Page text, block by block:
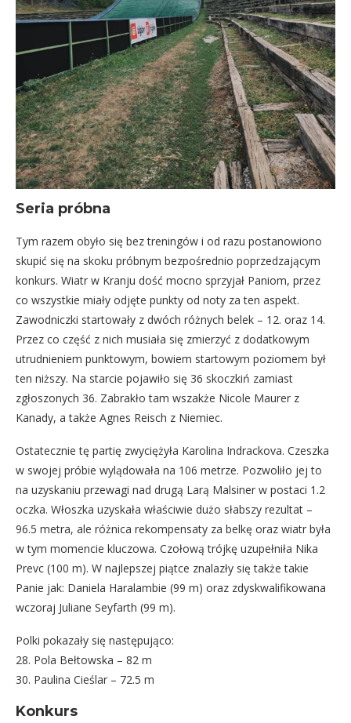
Seria próbna
Tym razem obyło się bez treningów i od razu postanowiono
skupić się na skoku próbnym bezpośrednio poprzedzającym
konkurs. Wiatr w Kranju dość mocno sprzyjał Paniom, przez
co wszystkie miały odjęte punkty od noty za ten aspekt.
Zawodniczki startowały z dwóch różnych belek – 12. oraz 14.
Przez co część z nich musiała się zmierzyć z dodatkowym
utrudnieniem punktowym, bowiem startowym poziomem był
ten niższy. Na starcie pojawiło się 36 skoczkiń zamiast
zgłoszonych 36. Zabrakło tam wszakże Nicole Maurer z
Kanady, a także Agnes Reisch z Niemiec.
Ostatecznie tę partię zwyciężyła Karolina Indrackova. Czeszka
w swojej próbie wylądowała na 106 metrze. Pozwoliło jej to
na uzyskaniu przewagi nad drugą Larą Malsiner w postaci 1.2
oczka. Włoszka uzyskała właściwie dużo słabszy rezultat –
96.5 metra, ale różnica rekompensaty za belkę oraz wiatr była
w tym momencie kluczowa. Czołową trójkę uzupełniła Nika
Prevc (100 m). W najlepszej piątce znalazły się także takie
Panie jak: Daniela Haralambie (99 m) oraz zdyskwalifikowana
wczoraj Juliane Seyfarth (99 m).
Polki pokazały się następująco:
28. Pola Bełtowska – 82 m
30. Paulina Cieślar – 72.5 m
Konkurs